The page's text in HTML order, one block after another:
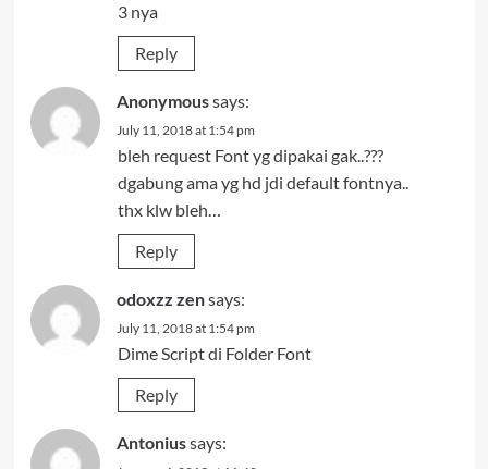
3 nya
Reply
Anonymoussays:
July 11, 2018 at 1:54 pm
bleh request Font yg dipakai gak..???
dgabung ama yg hd jdi default fontnya..
thx klw bleh…
Reply
odoxzz zensays:
July 11, 2018 at 1:54 pm
Dime Script di Folder Font
Reply
Antoniussays: